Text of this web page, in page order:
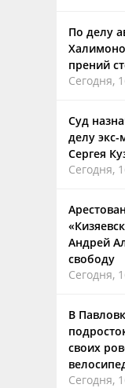
По делу
прений
Сегодня,
Суд
делу экс-
Сергея
Сегодня,
Андрей
свободу
Сегодня,
В
своих
Сегодня,